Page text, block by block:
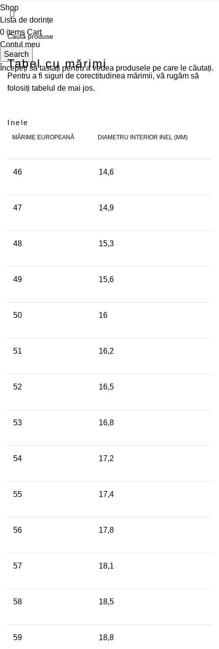
Search
Începeți să tastați pentru a vedea produsele pe care le căutați.
Shop
Lista de dorințe
0 items Cart
Contul meu
Tabel cu mărimi
Pentru a fi siguri de corectitudinea mărimii, vă rugăm să
folosiți tabelul de mai jos.
Inele
MĂRIME EUROPEANĂ DIAMETRU INTERIOR INEL (MM)
46 14,6
47 14,9
48 15,3
49 15,6
50 16
51 16,2
52 16,5
53 16,8
54 17,2
55 17,4
56 17,8
57 18,1
58 18,5
59 18,8